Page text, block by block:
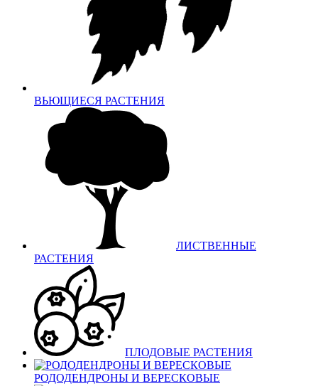
ВЬЮЩИЕСЯ РАСТЕНИЯ
ЛИСТВЕННЫЕ
РАСТЕНИЯ
ПЛОДОВЫЕ РАСТЕНИЯ
РОДОДЕНДРОНЫ И ВЕРЕСКОВЫЕ